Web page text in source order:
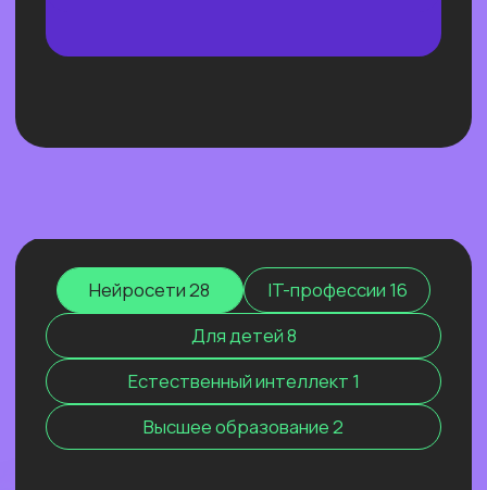
ШТОРМИТ
Узнать подробнее